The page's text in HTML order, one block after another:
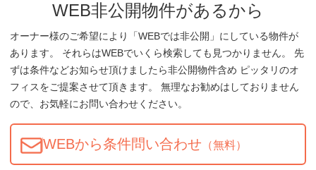
WEB非公開物件があるから
オーナー様のご希望により「WEBでは非公開」にしている物件が
あります。 それらはWEBでいくら検索しても見つかりません。 先
ずは条件などお知らせ頂けましたら非公開物件含め ピッタリのオ
フィスをご提案させて頂きます。 無理なお勧めはしておりません
ので、お気軽にお問い合わせください。
WEBから条件問い合わせ （無料）